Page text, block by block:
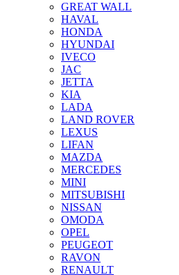
GREAT WALL
HAVAL
HONDA
HYUNDAI
IVECO
JAC
JETTA
KIA
LADA
LAND ROVER
LEXUS
LIFAN
MAZDA
MERCEDES
MINI
MITSUBISHI
NISSAN
OMODA
OPEL
PEUGEOT
RAVON
RENAULT